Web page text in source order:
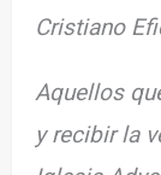
Cristiano
Aquellos
y recibir la